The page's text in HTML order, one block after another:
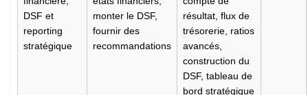
DSF et
reporting
stratégique
monter le DSF,
fournir des
recommandations
résultat, flux de
trésorerie, ratios
avancés,
construction du
DSF, tableau de
bord stratégique